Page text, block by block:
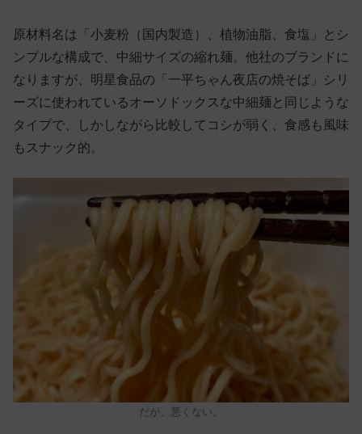
原材料名は「小麦粉（国内製造）、植物油脂、食塩」とシ
ンプルな構成で、中細サイズの縮れ麺。他社のブランドに
なりますが、明星食品の「一平ちゃん夜店の焼そば」シリ
ーズに使われているオーソドックスな中細麺と同じような
タイプで、しかしながら比較してコシが弱く、食感も風味
もスナック的。
だが、悪くない。